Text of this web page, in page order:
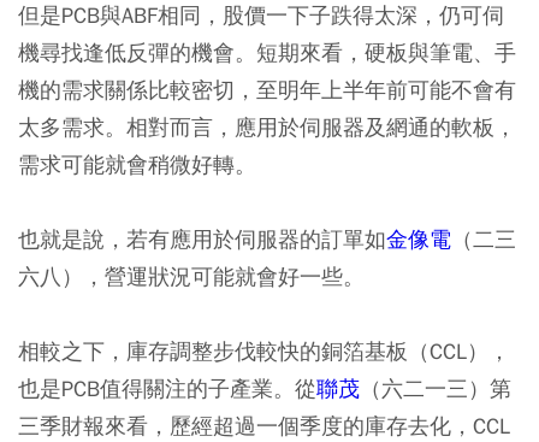
但是PCB與ABF相同，股價一下子跌得太深，仍可伺
機尋找逢低反彈的機會。短期來看，硬板與筆電、手
機的需求關係比較密切，至明年上半年前可能不會有
太多需求。相對而言，應用於伺服器及網通的軟板，
需求可能就會稍微好轉。
也就是說，若有應用於伺服器的訂單如金像電 （二三
六八），營運狀況可能就會好一些。
相較之下，庫存調整步伐較快的銅箔基板（CCL），
也是PCB值得關注的子產業。從聯茂 （六二一三）第
三季財報來看，歷經超過一個季度的庫存去化，CCL